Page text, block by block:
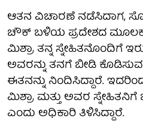
ಆತನ ವಿಚಾರಣೆ ನಡೆಸಿದಾಗ,
ಚೌಕ್ ಬಳಿಯ ಪ್ರದೇಶದ ಮೂಲಕ
ಮಿಶ್ರಾ ತನ್ನ ಸ್ನೇಹಿತನೊಂದಿಗೆ
ಅವರನ್ನು ತನಗೆ ಬೀಡಿ
ಈತನನ್ನು ನಿಂದಿಸಿದ್ದಾರೆ.
ಮಿಶ್ರಾ ಮತ್ತು ಅವರ
ಎಂದು ಅಧಿಕಾರಿ ತಿಳಿಸಿದ್ದಾರೆ.